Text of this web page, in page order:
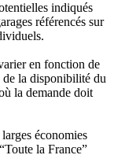
indiqués
référencés sur
en fonction de
de la disponibilité du
la demande doit
économies
la France”